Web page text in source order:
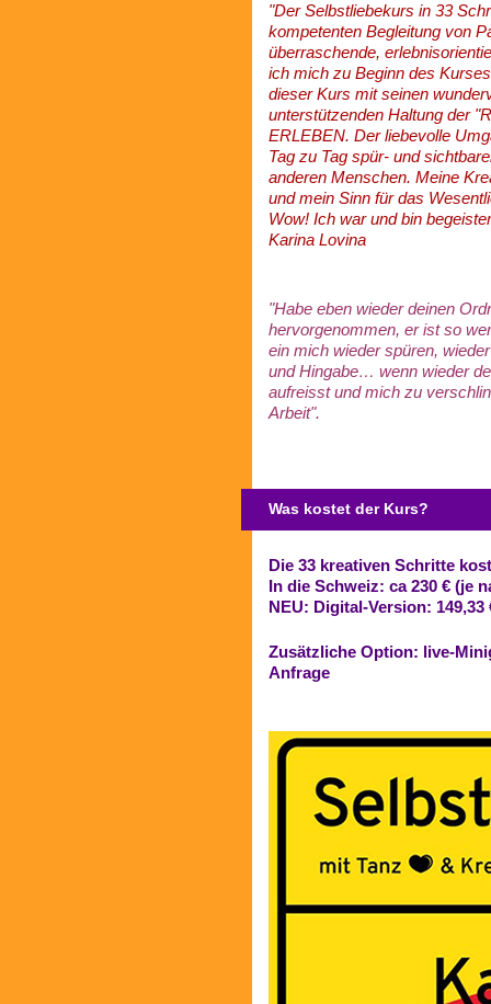
"Der Selbstliebekurs in 33
kompetenten Begleitung von
überraschende,
ich mich zu Beginn des
dieser Kurs mit seinen
unterstützenden Haltung der
ERLEBEN. Der liebevolle
Tag zu Tag spür- und
anderen Menschen. Meine
und mein Sinn für das
Wow! Ich war und bin
Karina Lovina
"Habe eben wieder deinen
hervorgenommen, er ist so
ein mich wieder spüren,
und Hingabe… wenn wieder
aufreisst und mich zu
Arbeit".
Was kostet der Kurs?
Die 33 kreativen Schritte
In die Schweiz: ca 230 € (je
NEU: Digital-Version: 149,33
Zusätzliche Option: live-
Anfrage